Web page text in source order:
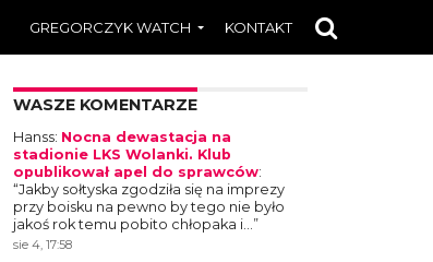
GREGORCZYK WATCH KONTAKT
WASZE KOMENTARZE
Hanss: Nocna dewastacja na
stadionie LKS Wolanki. Klub
opublikował apel do sprawców:
“Jakby sołtyska zgodziła się na imprezy
przy boisku na pewno by tego nie było
jakoś rok temu pobito chłopaka i…”
sie 4, 17:58